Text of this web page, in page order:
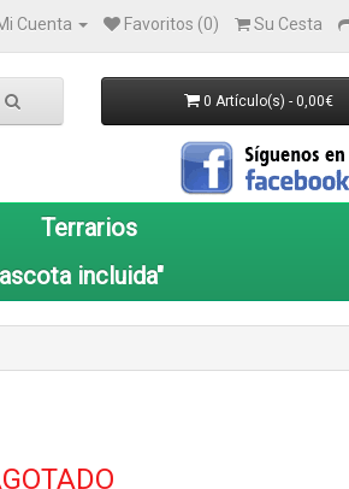
Cuenta Favoritos (0) Su Cesta
0 Artículo(s) - 0,00€
Terrarios
incluida"